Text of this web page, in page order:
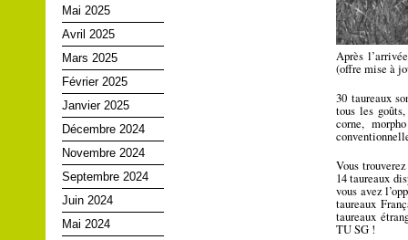
Mai 2025
Avril 2025
Mars 2025
Février 2025
Janvier 2025
Décembre 2024
Novembre 2024
Septembre 2024
Juin 2024
Mai 2024
Après
(offre mise à
30 taureaux
tous les
corne,
Vous
14 taureaux
vous avez
taureaux
taureaux
TU SG !